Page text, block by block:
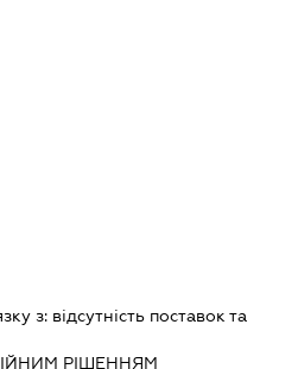
з: вiдсутнiсть поставок та
РIШЕННЯМ